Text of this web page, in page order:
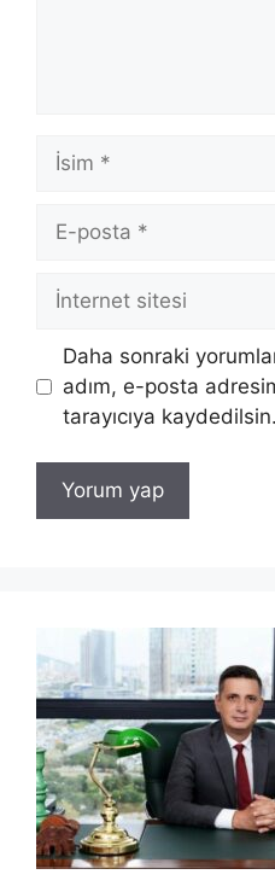
İsim
posta
İnternet
sitesi
Daha sonraki
adım, e-posta
tarayıcıya kaydedilsin.